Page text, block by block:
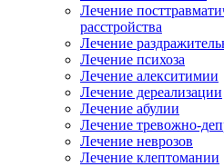
Лечение
расстройства
Лечение
Лечение психоза
Лечение алекситимии
Лечение дереализации
Лечение абулии
Лечение тревожно-
Лечение неврозов
Лечение клептомании